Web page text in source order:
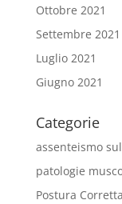
Ottobre 2021
Settembre 2021
Luglio 2021
Giugno 2021
Categorie
assenteismo
patologie
Postura Corretta